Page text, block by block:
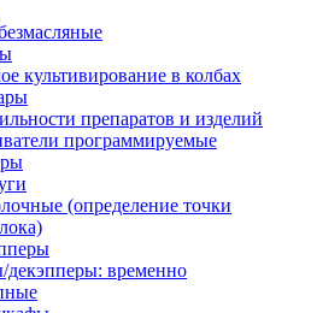
культивирование в колбах
препаратов и изделий
программируемые
(определение точки
временно